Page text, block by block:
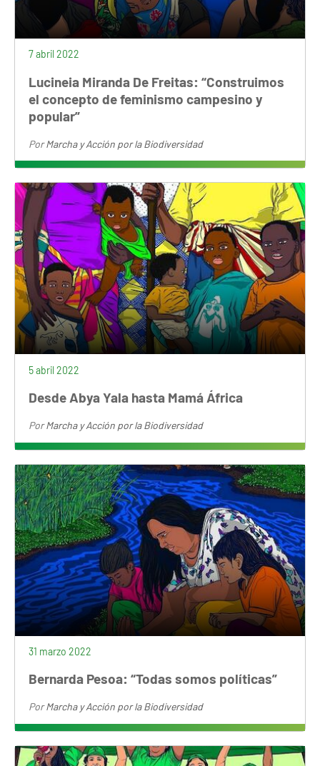
7 abril 2022
Lucineia Miranda De Freitas: “Construimos
el concepto de feminismo campesino y
popular”
PorMarcha y Acción por la Biodiversidad
5 abril 2022
Desde Abya Yala hasta Mamá África
PorMarcha y Acción por la Biodiversidad
31 marzo 2022
Bernarda Pesoa: “Todas somos políticas”
PorMarcha y Acción por la Biodiversidad